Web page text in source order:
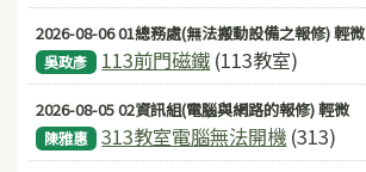
2026-08-06 01總務處(無法搬動設備之報修) 輕微
吳政彥 113前門磁鐵 (113教室)
2026-08-05 02資訊組(電腦與網路的報修) 輕微
陳雅惠 313教室電腦無法開機 (313)